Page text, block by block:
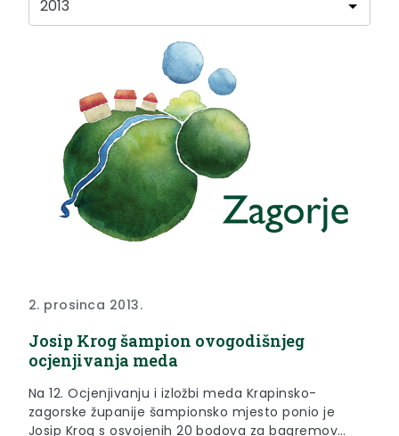
2. prosinca 2013.
Josip Krog šampion ovogodišnjeg
ocjenjivanja meda
Na 12. Ocjenjivanju i izložbi meda Krapinsko-
zagorske županije šampionsko mjesto ponio je
Josip Krog s osvojenih 20 bodova za bagremov